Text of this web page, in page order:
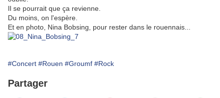
Il se pourrait que ça revienne.
Du moins, on l'espère.
Et en photo, Nina Bobsing, pour rester dans le rouennais...
#Concert #Rouen #Groumf #Rock
Partager